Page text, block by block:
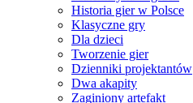
Historia gier w Polsce
Klasyczne gry
Dla dzieci
Tworzenie gier
Dzienniki projektantów
Dwa akapity
Zaginiony artefakt